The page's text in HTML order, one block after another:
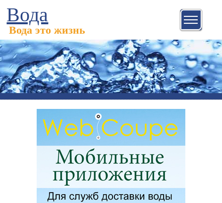
Вода
Вода это жизнь